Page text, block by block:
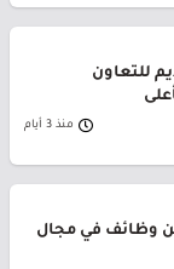
للتعاون
منذ 3 أيام
وظائف في مجال